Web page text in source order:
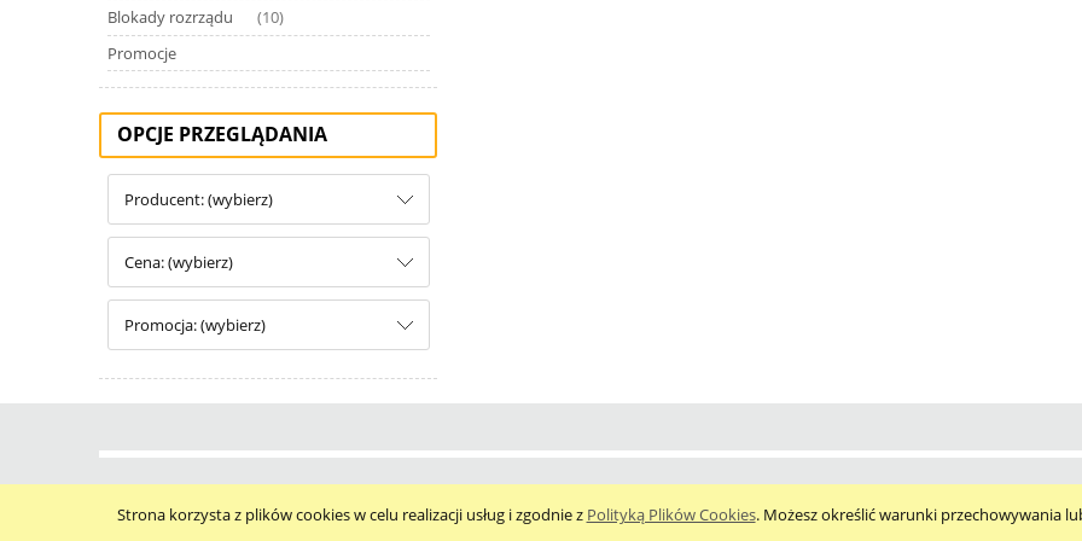
Strona korzysta z plików cookies w celu realizacji usług i zgodnie z Polityką Plików Cookies. Możesz określić warunki przechowywania
Blokady rozrządu (10)
Promocje
OPCJE PRZEGLĄDANIA
Producent: (wybierz)
Cena: (wybierz)
Promocja: (wybierz)
Sklep internetowy Shoper.pl